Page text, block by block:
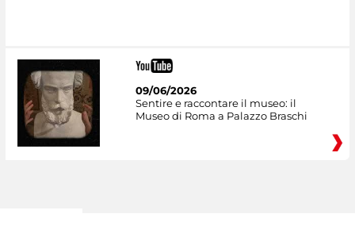
09/06/2026
Sentire e raccontare il museo: il
Museo di Roma a Palazzo Braschi